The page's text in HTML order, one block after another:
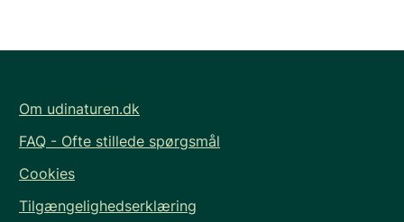
Om udinaturen.dk
FAQ - Ofte stillede spørgsmål
Cookies
Tilgængelighedserklæring